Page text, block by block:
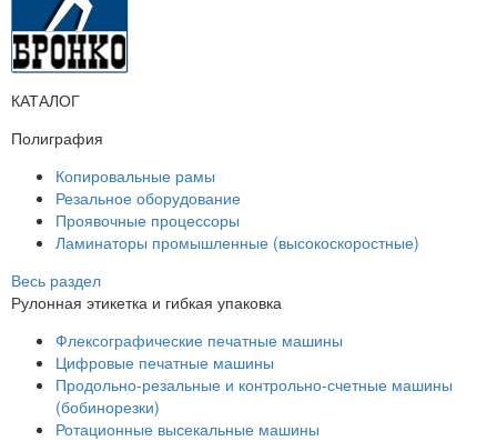
КАТАЛОГ
Полиграфия
Копировальные рамы
Резальное оборудование
Проявочные процессоры
Ламинаторы промышленные (высокоскоростные)
Весь раздел
Рулонная этикетка и гибкая упаковка
Флексографические печатные машины
Цифровые печатные машины
Продольно-резальные и контрольно-счетные машины
(бобинорезки)
Ротационные высекальные машины